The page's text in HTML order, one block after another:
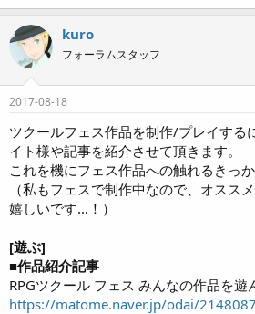
kuro
フォーラムスタッフ
2017-08-18
ツクールフェス作品を制作/プレイする
イト様や記事を紹介させて頂きます。
これを機にフェス作品への触れるきっ
（私もフェスで制作中なので、オスス
嬉しいです…！）
[遊ぶ]
■作品紹介記事
RPGツクール フェス みんなの作品を遊
https://matome.naver.jp/odai/